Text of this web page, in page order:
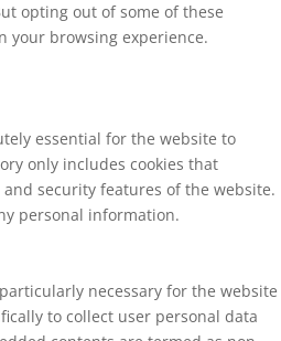
opting out of some of these
your browsing experience.
essential for the website to
only includes cookies that
security features of the website.
personal information.
necessary for the website
to collect user personal data